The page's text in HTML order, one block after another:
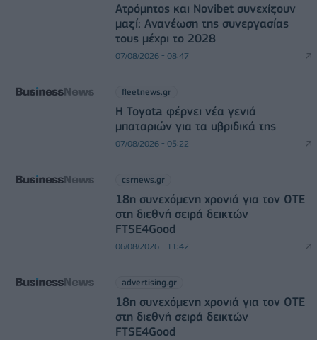
Ατρόμητος και Novibet συνεχίζουν
μαζί: Ανανέωση της συνεργασίας
τους μέχρι το 2028
07/08/2026 - 08:47
fleetnews.gr
Η Toyota φέρνει νέα γενιά
μπαταριών για τα υβριδικά της
07/08/2026 - 05:22
csrnews.gr
18η συνεχόμενη χρονιά για τον ΟΤΕ
στη διεθνή σειρά δεικτών
FTSE4Good
06/08/2026 - 11:42
advertising.gr
18η συνεχόμενη χρονιά για τον ΟΤΕ
στη διεθνή σειρά δεικτών
FTSE4Good